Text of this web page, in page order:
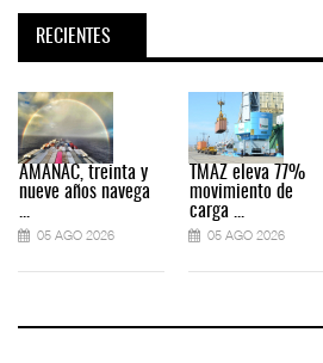
RECIENTES
AMANAC, treinta y
nueve años navega
...
05 AGO 2026
TMAZ eleva 77%
movimiento de
carga ...
05 AGO 2026